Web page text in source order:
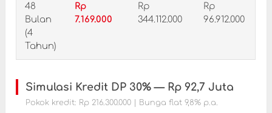
48
Bulan
(4
Tahun)
Rp
7.169.000
Rp
344.112.000
Rp
96.912.000
Simulasi Kredit DP 30% — Rp 92,7 Juta
Pokok kredit: Rp 216.300.000 | Bunga flat 9,8% p.a.